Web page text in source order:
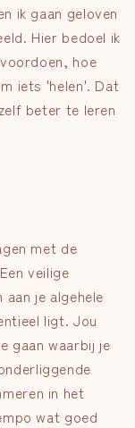
ik gaan geloven
Hier bedoel ik
hoe
iets 'helen'. Dat
beter te leren
met de
veilige
je algehele
ligt. Jou
gaan waarbij je
in het
wat goed